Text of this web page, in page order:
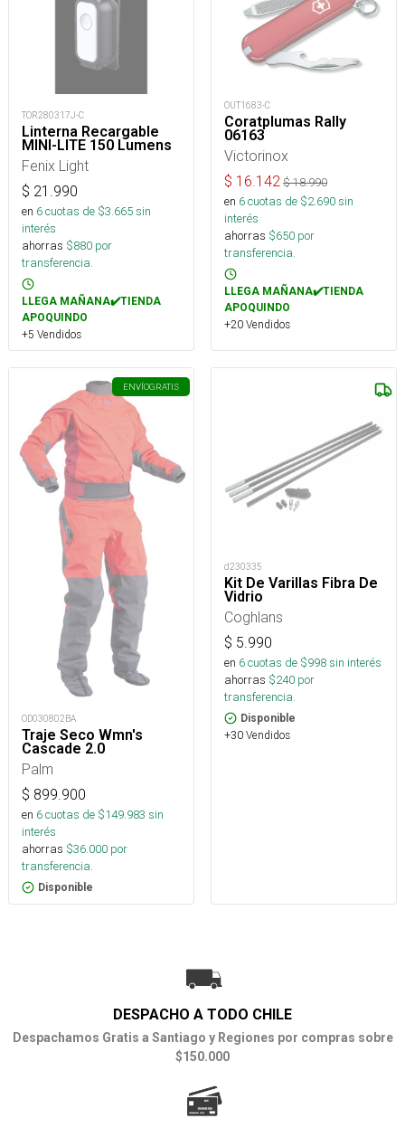
TOR280317J-C
Linterna Recargable
MINI-LITE 150 Lumens
Fenix Light
$ 21.990
en 6cuotas de $3.665sin
interés
ahorras $880 por
transferencia.
LLEGA MAÑANA✔️TIENDA
APOQUINDO
+5 Vendidos
OUT1683-C
Coratplumas Rally
06163
Victorinox
$ 16.142 $18.990
en 6cuotas de $2.690sin
interés
ahorras $650 por
transferencia.
LLEGA MAÑANA✔️TIENDA
APOQUINDO
+20 Vendidos
ENVÍOGRATIS
OD030802BA
Traje Seco Wmn's
Cascade 2.0
Palm
$ 899.900
en 6cuotas de $149.983 sin
interés
ahorras $36.000 por
transferencia.
Disponible
d230335
Kit De Varillas Fibra De
Vidrio
Coghlans
$ 5.990
en 6cuotas de $998sin interés
ahorras $240 por
transferencia.
Disponible
+30 Vendidos
DESPACHO A TODO CHILE
Despachamos Gratis a Santiago y Regiones por compras sobre
$150.000